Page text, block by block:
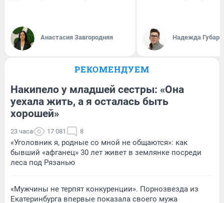
Анастасия Завгородняя Надежда Губарь
РЕКОМЕНДУЕМ
Накипело у младшей сестры: «Она
уехала жить, а я осталась быть
хорошей»
23 часа 17 081 8
«Уголовник я, родные со мной не общаются»: как
бывший «афганец» 30 лет живет в землянке посреди
леса под Рязанью
«Мужчины не терпят конкуренции». Порнозвезда из
Екатеринбурга впервые показала своего мужа